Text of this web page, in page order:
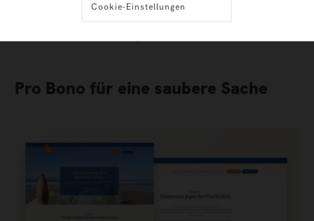
sondern kann einfach diesem Link folgen:
Pro Bono für eine saubere Sache
Cookie-Einstellungen